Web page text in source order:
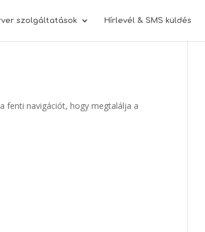
szolgáltatások Hírlevél & SMS küldés
fenti navigációt, hogy megtalálja a